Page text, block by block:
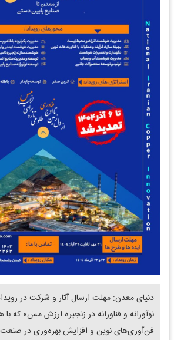
دنیای معدن: مهلت ارسال آثار و شرکت در
نوآورانه و فناورانه در زنجیره ارزش مس» که
فن‌آوری‌های نوین و افزایش بهره‌وری در